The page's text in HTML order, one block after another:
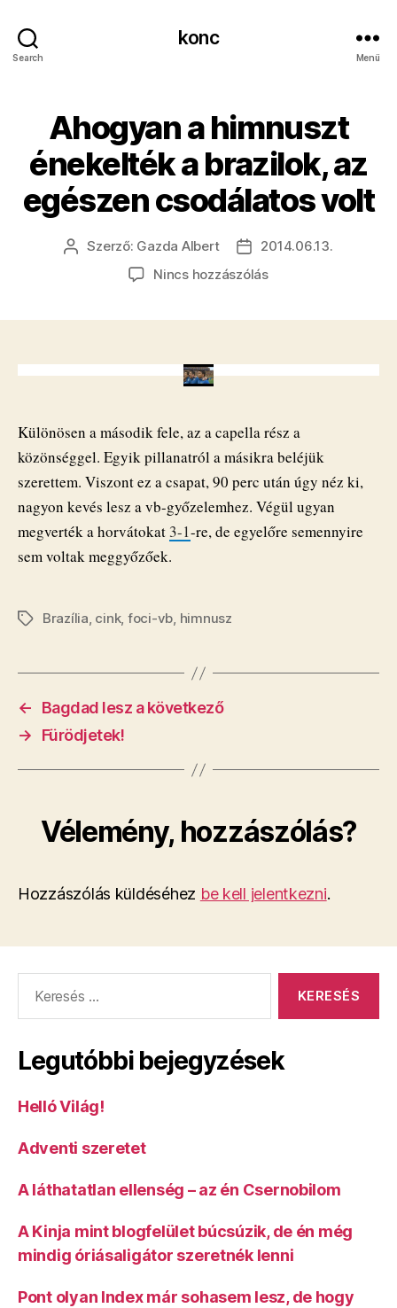
Search
konc
Menü
Ahogyan a himnuszt
énekelték a brazilok, az
egészen csodálatos volt
Bejegyzés
Szerző: Gazda Albert
Bejegyzés
dátuma
2014.06.13.
Nincs hozzászólása(z)
egészen
csodálatos
volt
bejegyzéshez
Különösen a második fele, az a capella rész a
közönséggel. Egyik pillanatról a másikra beléjük
szerettem. Viszont ez a csapat, 90 perc után úgy néz ki,
nagyon kevés lesz a vb-győzelemhez. Végül ugyan
megverték a horvátokat 3-1-re, de egyelőre semennyire
sem voltak meggyőzőek.
CímkékBrazília, cink, foci-vb, himnusz
←
Bagdad lesz a következő
→
Fürödjetek!
Vélemény, hozzászólás?
Hozzászólás küldéséhez be kell jelentkezni.
Legutóbbi bejegyzések
Helló Világ!
Adventi szeretet
A láthatatlan ellenség – az én Csernobilom
A Kinja mint blogfelület búcsúzik, de én még
mindig óriásaligátor szeretnék lenni
Pont olyan Index már sohasem lesz, de hogy